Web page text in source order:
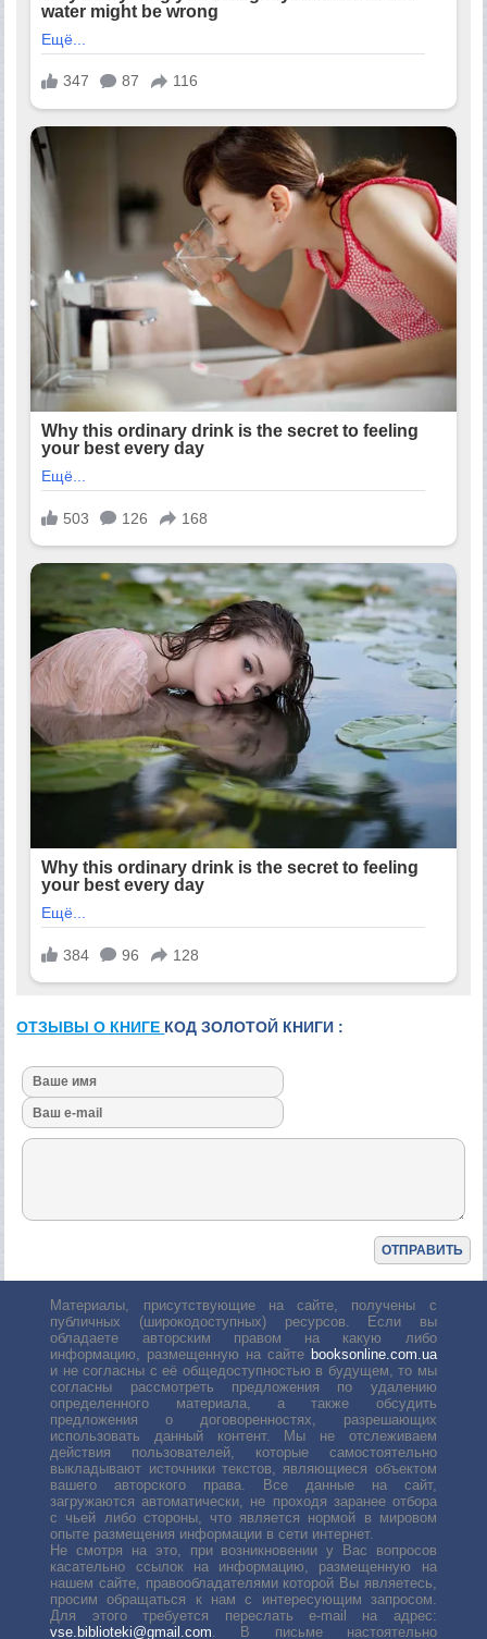
ОТЗЫВЫ О КНИГЕ КОД ЗОЛОТОЙ КНИГИ :
Материалы, присутствующие на сайте, получены с
публичных (широкодоступных) ресурсов. Если вы
обладаете авторским правом на какую либо
информацию, размещенную на сайте booksonline.com.ua
и не согласны с её общедоступностью в будущем, то мы
согласны рассмотреть предложения по удалению
определенного материала, а также обсудить
предложения о договоренностях, разрешающих
использовать данный контент. Мы не отслеживаем
действия пользователей, которые самостоятельно
выкладывают источники текстов, являющиеся объектом
вашего авторского права. Все данные на сайт,
загружаются автоматически, не проходя заранее отбора
с чьей либо стороны, что является нормой в мировом
опыте размещения информации в сети интернет.
Не смотря на это, при возникновении у Вас вопросов
касательно ссылок на информацию, размещенную на
нашем сайте, правообладателями которой Вы являетесь,
просим обращаться к нам с интересующим запросом.
Для этого требуется переслать е-mail на адрес:
vse.biblioteki@gmail.com. В письме настоятельно